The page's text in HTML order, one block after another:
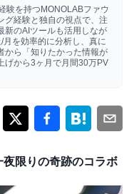
験を持つMONOLABファウ
グ経験と独自の視点で、注
新のAIツールも活用しなが
月を効率的に分析し、真に
から「知りたかった情報が
げから3ヶ月で月間30万PV
限りの奇跡のコラボ